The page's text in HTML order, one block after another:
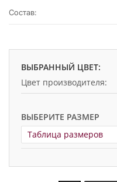
Состав:
ВЫБРАННЫЙ ЦВЕТ:
Цвет производителя:
ВЫБЕРИТЕ РАЗМЕР
Таблица размеров